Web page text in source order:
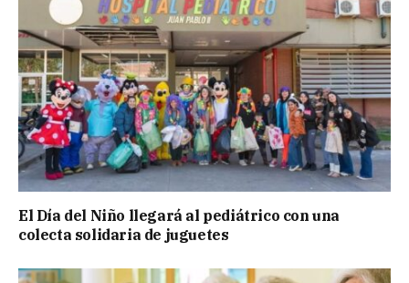
El Día del Niño llegará al pediátrico con una
colecta solidaria de juguetes